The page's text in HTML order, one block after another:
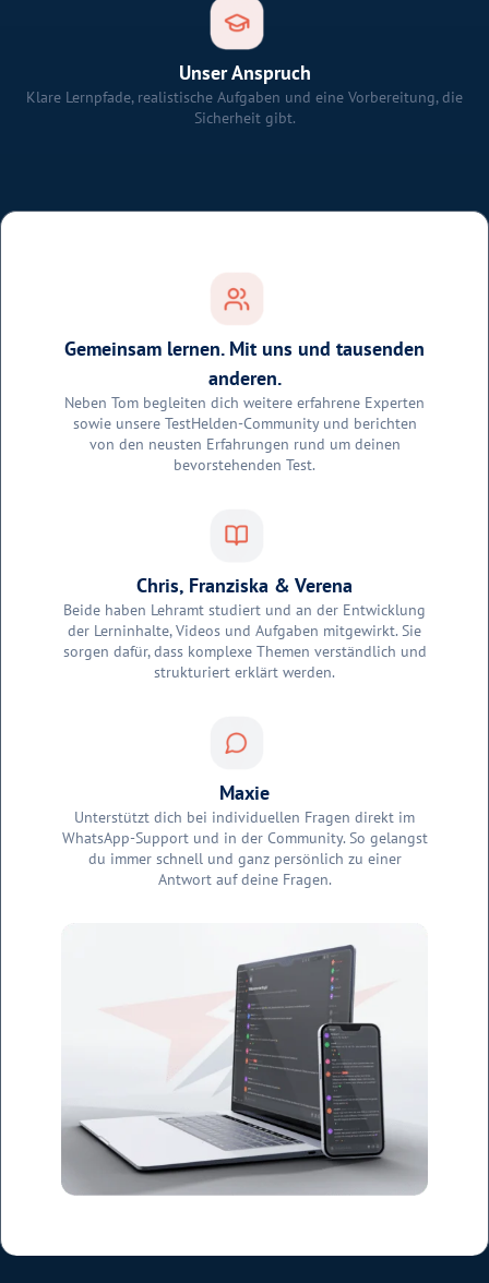
Unser Anspruch
Klare Lernpfade, realistische Aufgaben und eine Vorbereitung, die
Sicherheit gibt.
Gemeinsam lernen. Mit uns und tausenden
anderen.
Neben Tom begleiten dich weitere erfahrene Experten
sowie unsere TestHelden-Community und berichten
von den neusten Erfahrungen rund um deinen
bevorstehenden Test.
Chris, Franziska & Verena
Beide haben Lehramt studiert und an der Entwicklung
der Lerninhalte, Videos und Aufgaben mitgewirkt. Sie
sorgen dafür, dass komplexe Themen verständlich und
strukturiert erklärt werden.
Maxie
Unterstützt dich bei individuellen Fragen direkt im
WhatsApp-Support und in der Community. So gelangst
du immer schnell und ganz persönlich zu einer
Antwort auf deine Fragen.